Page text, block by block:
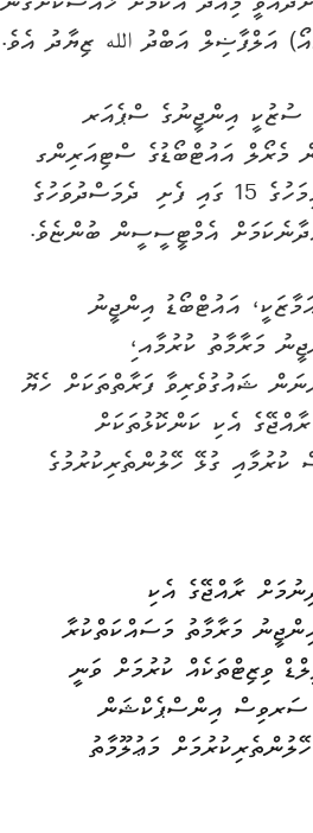
އަބްދު الله ޒިޔާދު އެވެ.
ސުޒުކީ އިންޖީނުގެ ސްޕެއަރ
މެރޯލް އައުޓްބޯޑުގެ ސްޓިއަރިންގ
ސިސްޓަމް ގަންނަ ފަރާތްތަކަށް ޚާއްސަ ޑިސްކައުންޓްތަކެއް ދޭގޮތަށް މިމަހުގެ 15 ގައި ފެށި ދެމަސްދުވަހުގެ
އައުޓްބޯޑު އިންޖީނު
މަރާމާތު ކުރުމާއ،ި
ޝައުގުވެރިވާ ފަރާތްތަކަށް ހެޔޮ
އެކި ކަންކޮޅުތަކަށް
ގުޅޭ ހޭލުންތެރިކުރުމުގެ
ރާއްޖޭގެ އެކި
މަރާމާތު މަސައްކަތްކުރާ
ވިޒިޓްތަކެއް ކުރުމަށް ވަނީ
ސަރވިސް އިންސްޕެކްޝަން
މަޢުލޫމާތު